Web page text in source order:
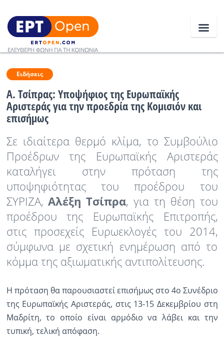
Ειδήσεις
Ελλάδα
Πολιτική
Οικονομία
Αθλητικά
Κόσμος
Ραδιόφωνο LIVE
Πολιτισμός
Ειδήσεις
Α. Τσίπρας: Υποψήφιος της Ευρωπαϊκής
Αριστεράς για την προεδρία της Κομισιόν και
επισήμως
Σε ιδιαίτερα θερμό κλίμα, το Συμβούλιο
Προέδρων της Ευρωπαϊκής Αριστεράς
καταλήγει στην πρόταση της
υποψηφιότητας του προέδρου του
ΣΥΡΙΖΑ,Αλέξη Τσίπρα, για τη θέση του
προέδρου της Ευρωπαϊκής Επιτροπής,
στις προσεχείς Ευρωεκλογές του 2014,
σύμφωνα με σχετική ενημέρωση από το
κόμμα της αξιωματικής αντιπολίτευσης.
Η πρόταση θα παρουσιαστεί επισήμως στο 4ο Συνέδριο
της Ευρωπαϊκής Αριστεράς, στις 13-15 Δεκεμβρίου στη
Μαδρίτη, το οποίο είναι αρμόδιο να λάβει και την
τυπική, τελική απόφαση.